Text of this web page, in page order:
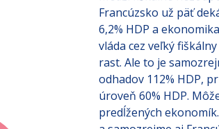
Medzi fiškálne
Francúzsko už päť
6,2% HDP a
vláda cez veľký
rast. Ale to je
odhadov 112% HDP,
úroveň 60% HDP.
predĺžených